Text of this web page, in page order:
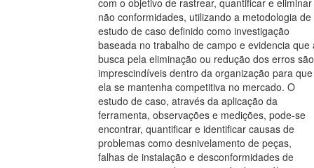
com o objetivo de rastrear, quantificar e eliminar
não conformidades, utilizando a metodologia de
estudo de caso definido como investigação
baseada no trabalho de campo e evidencia que
busca pela eliminação ou redução dos erros são
imprescindíveis dentro da organização para que
ela se mantenha competitiva no mercado. O
estudo de caso, através da aplicação da
ferramenta, observações e medições, pode-se
encontrar, quantificar e identificar causas de
problemas como desnivelamento de peças,
falhas de instalação e desconformidades de